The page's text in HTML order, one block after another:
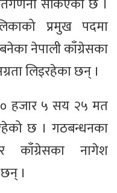
सकिएको छ ।
प्रमुख पदमा
नेपाली काँग्रेसका
लिइरहेका छन् ।
हजार ५ सय २५ मत
छ । गठबन्धनका
काँग्रेसका नागेश
।